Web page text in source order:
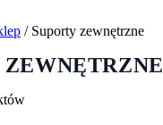
/ Suporty zewnętrzne
ZEWNĘTRZNE